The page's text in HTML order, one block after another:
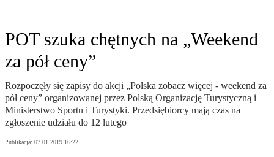
POT szuka chętnych na „Weekend
za pół ceny”
Rozpoczęły się zapisy do akcji „Polska zobacz więcej - weekend za
pół ceny” organizowanej przez Polską Organizację Turystyczną i
Ministerstwo Sportu i Turystyki. Przedsiębiorcy mają czas na
zgłoszenie udziału do 12 lutego
Publikacja: 07.01.2019 16:22